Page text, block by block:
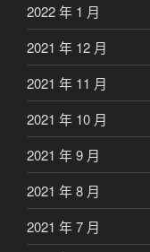
2022 年 1 月
2021 年 12 月
2021 年 11 月
2021 年 10 月
2021 年 9 月
2021 年 8 月
2021 年 7 月